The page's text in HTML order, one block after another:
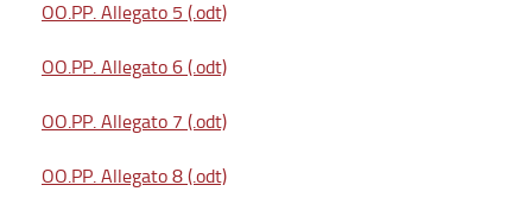
OO.PP. Allegato 5 (.odt)
OO.PP. Allegato 6 (.odt)
OO.PP. Allegato 7 (.odt)
OO.PP. Allegato 8 (.odt)